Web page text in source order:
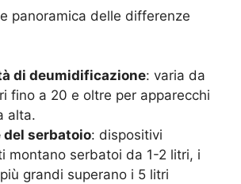
panoramica delle differenze
di deumidificazione: varia da
fino a 20 e oltre per apparecchi
alta.
del serbatoio: dispositivi
montano serbatoi da 1-2 litri, i
grandi superano i 5 litri